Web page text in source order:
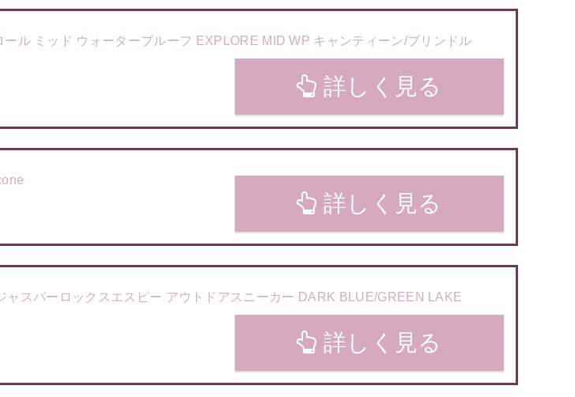
ル ミッド ウォータープルーフ EXPLORE MID WP キャンティーン/ブリンドル
詳しく見る
詳しく見る
スパーロックスエスピー アウトドアスニーカー DARK BLUE/GREEN LAKE
詳しく見る